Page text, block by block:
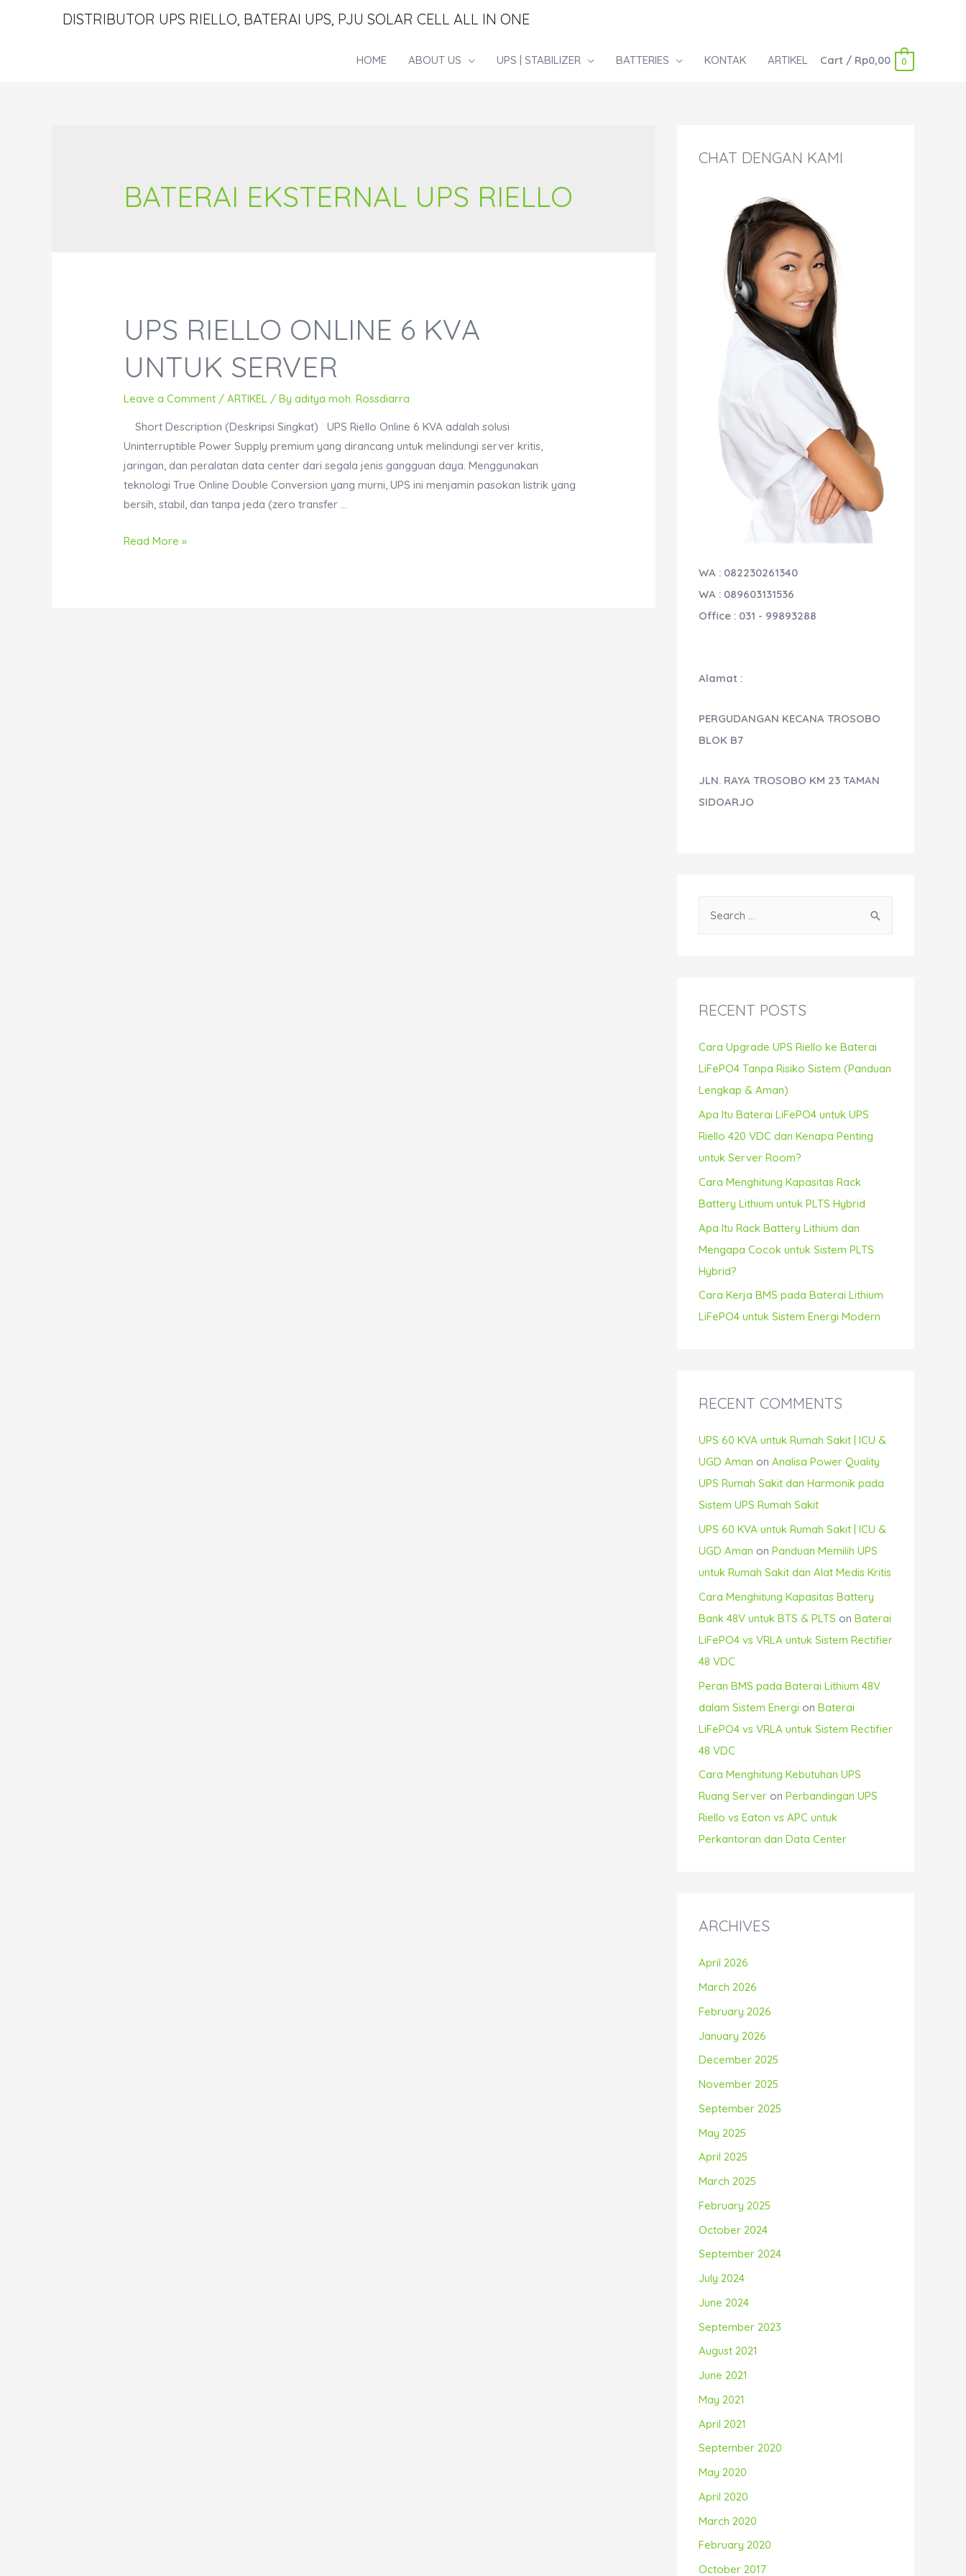
DISTRIBUTOR UPS RIELLO, BATERAI UPS, PJU SOLAR CELL ALL IN ONE
HOME ABOUT US UPS | STABILIZER BATTERIES KONTAK ARTIKEL Cart/ Rp0,00 0
BATERAI EKSTERNAL UPS RIELLO
UPS RIELLO ONLINE 6 KVA
UNTUK SERVER
Leave a Comment /ARTIKEL / Byaditya moh. Rossdiarra
Short Description (Deskripsi Singkat) UPS Riello Online 6 KVA adalah solusi
Uninterruptible Power Supply premium yang dirancang untuk melindungi server kritis,
jaringan, dan peralatan data center dari segala jenis gangguan daya. Menggunakan
teknologi True Online Double Conversion yang murni, UPS ini menjamin pasokan listrik yang
bersih, stabil, dan tanpa jeda (zero transfer …
UPS
Read More »
CHAT DENGAN KAMI
WA : 082230261340
WA : 089603131536
Office : 031 - 99893288
Alamat :
PERGUDANGAN KECANA TROSOBO
BLOK B7
JLN. RAYA TROSOBO KM 23 TAMAN
SIDOARJO
h
RECENT POSTS
Cara Upgrade UPS Riello ke Baterai
LiFePO4 Tanpa Risiko Sistem (Panduan
Lengkap & Aman)
Apa Itu Baterai LiFePO4 untuk UPS
Riello 420 VDC dan Kenapa Penting
untuk Server Room?
Cara Menghitung Kapasitas Rack
Battery Lithium untuk PLTS Hybrid
Apa Itu Rack Battery Lithium dan
Mengapa Cocok untuk Sistem PLTS
Hybrid?
Cara Kerja BMS pada Baterai Lithium
LiFePO4 untuk Sistem Energi Modern
RECENT COMMENTS
UPS 60 KVA untuk Rumah Sakit | ICU &
UGD Aman on Analisa Power Quality
UPS Rumah Sakit dan Harmonik pada
Sistem UPS Rumah Sakit
UPS 60 KVA untuk Rumah Sakit | ICU &
UGD Aman on Panduan Memilih UPS
untuk Rumah Sakit dan Alat Medis Kritis
Cara Menghitung Kapasitas Battery
Bank 48V untuk BTS & PLTS on Baterai
LiFePO4 vs VRLA untuk Sistem Rectifier
48 VDC
Peran BMS pada Baterai Lithium 48V
dalam Sistem Energi on Baterai
LiFePO4 vs VRLA untuk Sistem Rectifier
48 VDC
Cara Menghitung Kebutuhan UPS
Ruang Server on Perbandingan UPS
Riello vs Eaton vs APC untuk
Perkantoran dan Data Center
ARCHIVES
April 2026
March 2026
February 2026
January 2026
December 2025
November 2025
September 2025
May 2025
April 2025
March 2025
February 2025
October 2024
September 2024
July 2024
June 2024
September 2023
August 2021
June 2021
May 2021
April 2021
September 2020
May 2020
April 2020
March 2020
February 2020
October 2017